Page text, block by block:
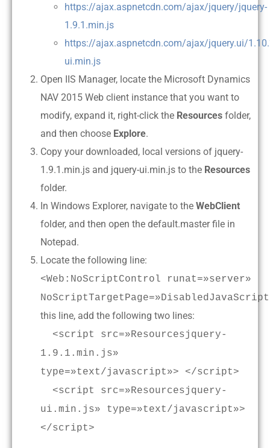
https://ajax.aspnetcdn.com/ajax/jquery/jquery-
1.9.1.min.js
https://ajax.aspnetcdn.com/ajax/jquery.ui/
ui.min.js
Open IIS Manager, locate the Microsoft Dynamics
NAV 2015 Web client instance that you want to
modify, expand it, right-click the Resources folder,
and then choose Explore.
Copy your downloaded, local versions of jquery-
1.9.1.min.js and jquery-ui.min.js to the Resources
folder.
In Windows Explorer, navigate to the WebClient
folder, and then open the default.master file in
Notepad.
Locate the following line:
<Web:NoScriptControl runat=»server»
this line, add the following two lines:
<script src=»Resourcesjquery-
1.9.1.min.js»
type=»text/javascript»> </script>
<script src=»Resourcesjquery-
ui.min.js» type=»text/javascript»>
</script>